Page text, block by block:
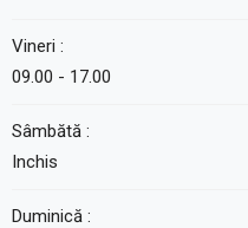
Vineri :
09.00 - 17.00
Sâmbătă :
Inchis
Duminică :